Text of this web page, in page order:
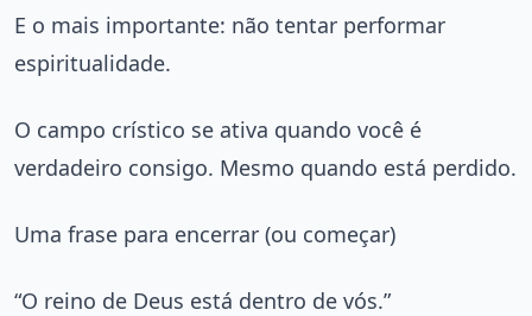
E o mais importante: não tentar performar
espiritualidade.
O campo crístico se ativa quando você é
verdadeiro consigo. Mesmo quando está perdido.
Uma frase para encerrar (ou começar)
“O reino de Deus está dentro de vós.”